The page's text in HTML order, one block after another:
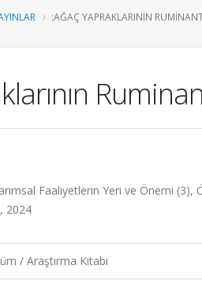
:AĞAÇ YAPRAKLARININ
Faaliyetlerin Yeri ve Önemi
2024
/ Araştırma Kitabı